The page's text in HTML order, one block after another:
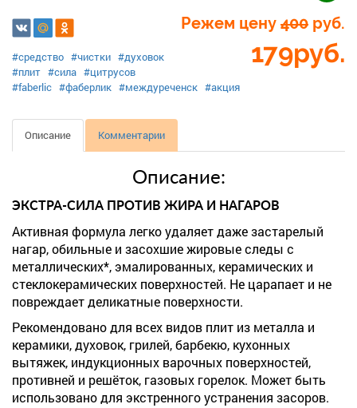
Режем цену 400 руб.
179руб.
#средство #чистки #духовок
#плит #сила #цитрусов
#faberlic #фаберлик #междуреченск #акция
Описание Комментарии
Описание:
ЭКСТРА-СИЛА ПРОТИВ ЖИРА И НАГАРОВ
Активная формула легко удаляет даже застарелый
нагар, обильные и засохшие жировые следы с
металлических*, эмалированных, керамических и
стеклокерамических поверхностей. Не царапает и не
повреждает деликатные поверхности.
Рекомендовано для всех видов плит из металла и
керамики, духовок, грилей, барбекю, кухонных
вытяжек, индукционных варочных поверхностей,
противней и решёток, газовых горелок. Может быть
использовано для экстренного устранения засоров.